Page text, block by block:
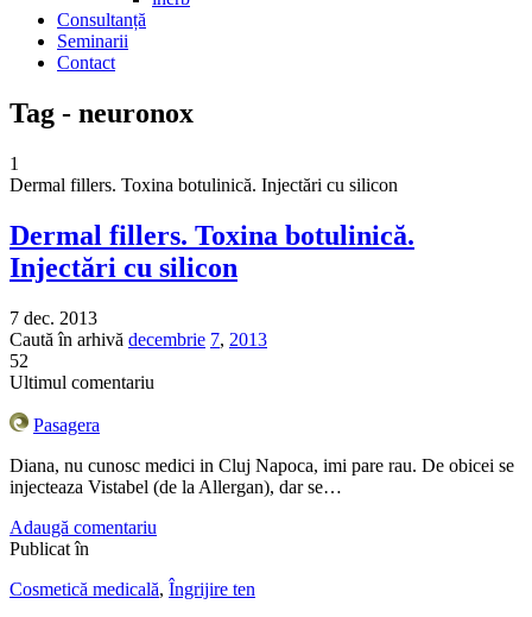
Consultanță
Seminarii
Contact
Tag - neuronox
1
Dermal fillers. Toxina botulinică. Injectări cu silicon
Dermal fillers. Toxina botulinică.
Injectări cu silicon
7 dec. 2013
Caută în arhivă decembrie 7, 2013
52
Ultimul comentariu
Pasagera
Diana, nu cunosc medici in Cluj Napoca, imi pare rau. De obicei se
injecteaza Vistabel (de la Allergan), dar se…
Adaugă comentariu
Publicat în
Cosmetică medicală, Îngrijire ten